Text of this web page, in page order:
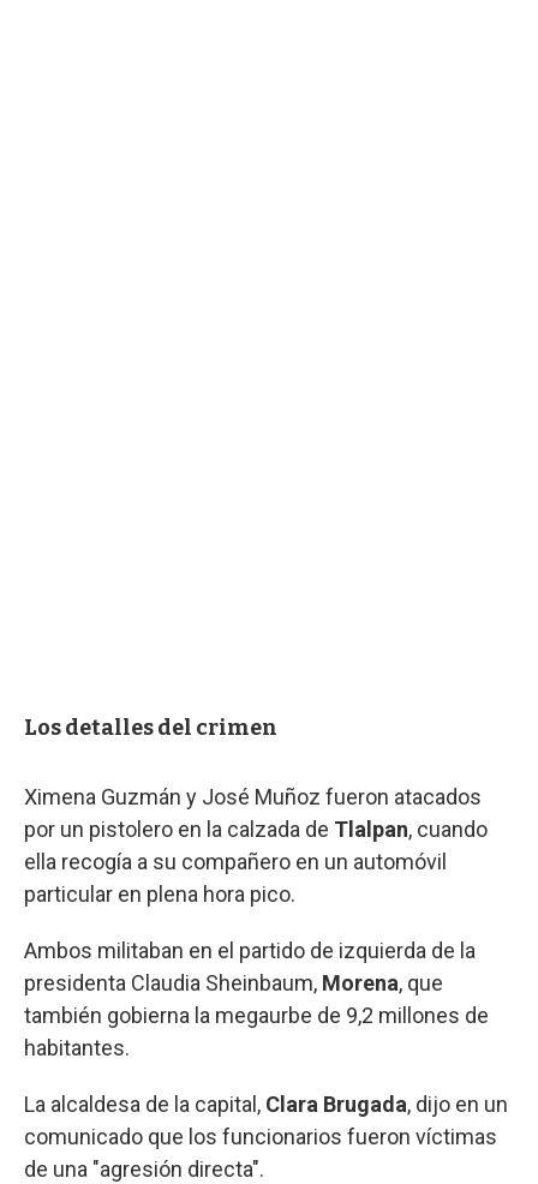
Los detalles del crimen
Ximena Guzmán y José Muñoz fueron atacados
por un pistolero en la calzada de Tlalpan, cuando
ella recogía a su compañero en un automóvil
particular en plena hora pico.
Ambos militaban en el partido de izquierda de la
presidenta Claudia Sheinbaum, Morena, que
también gobierna la megaurbe de 9,2 millones de
habitantes.
La alcaldesa de la capital, Clara Brugada, dijo en un
comunicado que los funcionarios fueron víctimas
de una "agresión directa".